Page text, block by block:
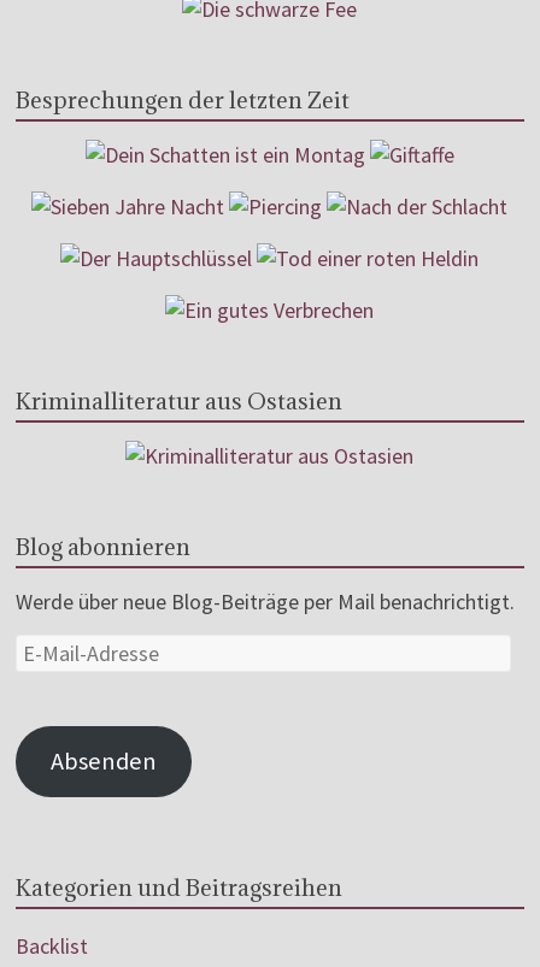
Besprechungen der letzten Zeit
Kriminalliteratur aus Ostasien
Blog abonnieren
Werde über neue Blog-Beiträge per Mail benachrichtigt.
Absenden
Kategorien und Beitragsreihen
Backlist